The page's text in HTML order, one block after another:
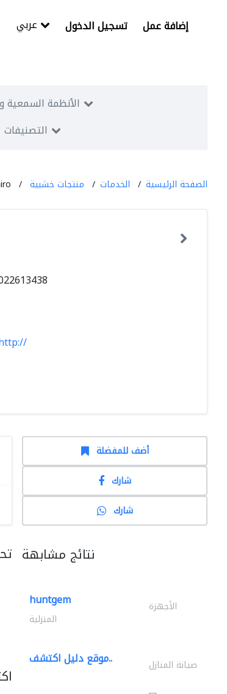
تسجيل الدخول إضافة عمل
الأنظمة السمعية
التصنيفات
الصفحة الرئيسية الخدمات منتجات خشبية
أضف للمفضلة
شارك
شارك
نتائج مشابهة
huntgem الأجهزة
المنزلية
موقع دليل اكتشف.. صيانة المنازل